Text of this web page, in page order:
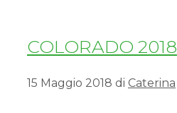
COLORADO 2018
15 Maggio 2018 di Caterina